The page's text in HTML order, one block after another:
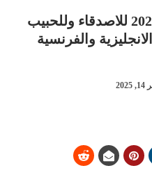
أجدد رسائل عيد الأضحى 2025 للاصدقاء وللحبيب
والفرنسية